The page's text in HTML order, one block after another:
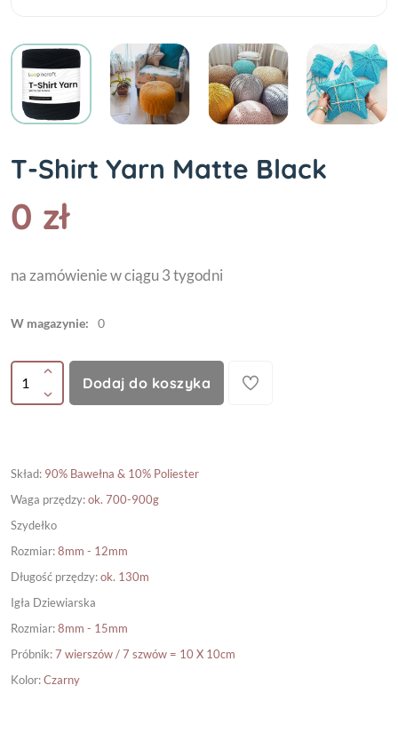
T-Shirt Yarn Matte Black
0 zł
na zamówienie w ciągu 3 tygodni
W magazynie: 0
Dodaj do koszyka
Skład: 90% Bawełna & 10% Poliester
Waga przędzy:ok. 700-900g
Szydełko
Rozmiar:8mm - 12mm
Długość przędzy:ok. 130m
Igła Dziewiarska
Rozmiar:8mm - 15mm
Próbnik:7 wierszów / 7 szwów = 10 X 10cm
Kolor:Czarny